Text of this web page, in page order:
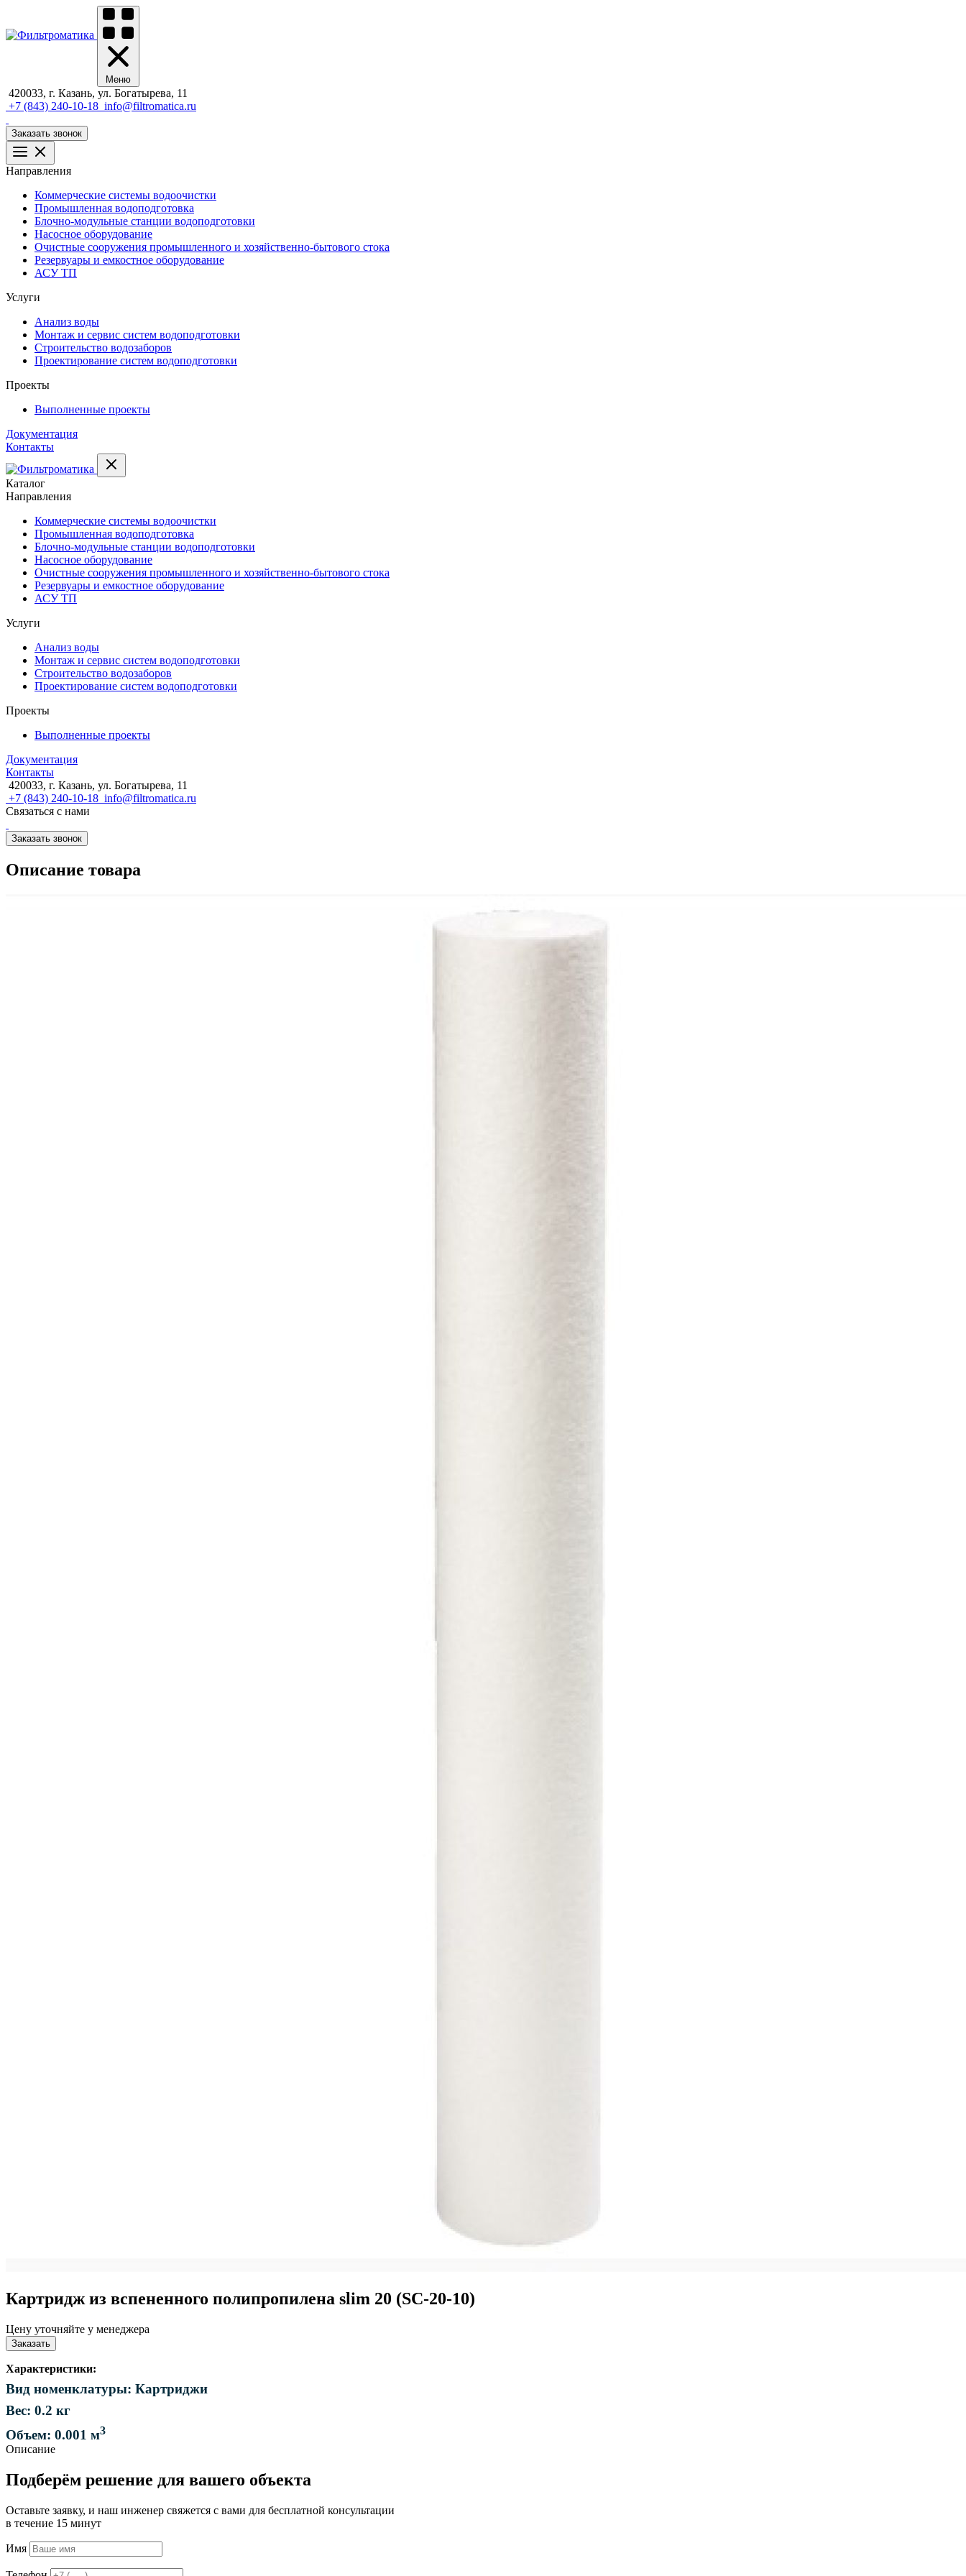
Меню
420033, г. Казань, ул. Богатырева, 11
+7 (843) 240-10-18 info@filtromatica.ru
Заказать звонок
Направления
Коммерческие системы водоочистки
Промышленная водоподготовка
Блочно-модульные станции водоподготовки
Насосное оборудование
Очистные сооружения промышленного и хозяйственно-бытового стока
Резервуары и емкостное оборудование
АСУ ТП
Услуги
Анализ воды
Монтаж и сервис систем водоподготовки
Строительство водозаборов
Проектирование систем водоподготовки
Проекты
Выполненные проекты
Документация
Контакты
Каталог
Направления
Коммерческие системы водоочистки
Промышленная водоподготовка
Блочно-модульные станции водоподготовки
Насосное оборудование
Очистные сооружения промышленного и хозяйственно-бытового стока
Резервуары и емкостное оборудование
АСУ ТП
Услуги
Анализ воды
Монтаж и сервис систем водоподготовки
Строительство водозаборов
Проектирование систем водоподготовки
Проекты
Выполненные проекты
Документация
Контакты
420033, г. Казань, ул. Богатырева, 11
+7 (843) 240-10-18 info@filtromatica.ru
Связаться с нами
Заказать звонок
Описание товара
Картридж из вспененного полипропилена slim 20 (SC-20-10)
Цену уточняйте у менеджера
Заказать
Характеристики:
Вид номенклатуры: Картриджи
Вес: 0.2 кг
Объем: 0.001 м3
Описание
Подберём решение для вашего объекта
Оставьте заявку, и наш инженер свяжется с вами для бесплатной консультации
в течение 15 минут
Имя